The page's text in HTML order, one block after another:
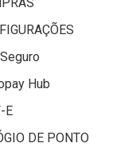
Hub
E
DE PONTO